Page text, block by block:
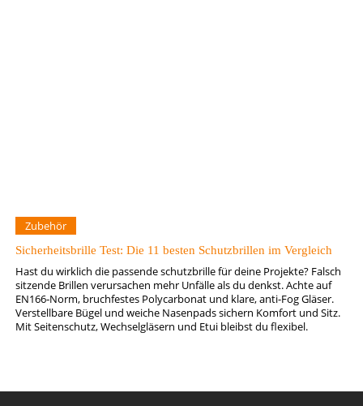
Zubehör
Sicherheitsbrille Test: Die 11 besten Schutzbrillen im Vergleich
Hast du wirklich die passende schutzbrille für deine Projekte? Falsch
sitzende Brillen verursachen mehr Unfälle als du denkst. Achte auf
EN166‑Norm, bruchfestes Polycarbonat und klare, anti-Fog Gläser.
Verstellbare Bügel und weiche Nasenpads sichern Komfort und Sitz.
Mit Seitenschutz, Wechselgläsern und Etui bleibst du flexibel.